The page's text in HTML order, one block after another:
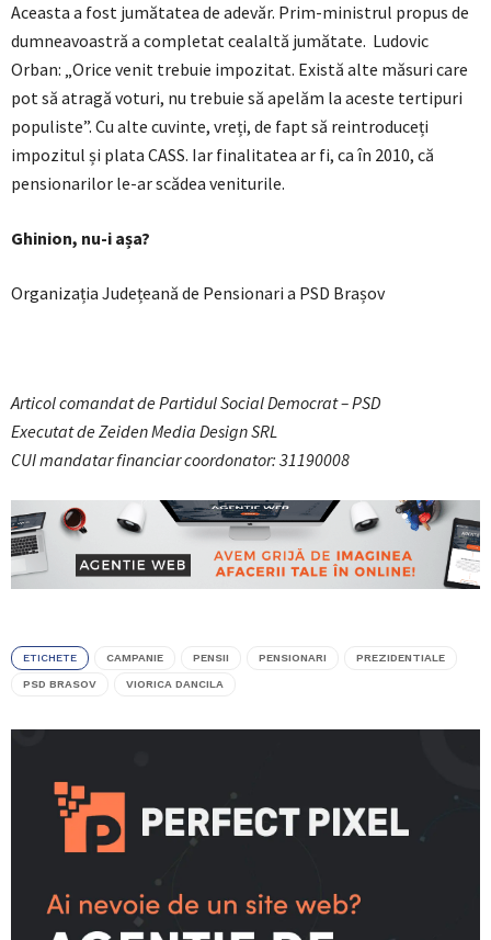
Aceasta a fost jumătatea de adevăr. Prim-ministrul propus de
dumneavoastră a completat cealaltă jumătate. Ludovic
Orban: „Orice venit trebuie impozitat. Există alte măsuri care
pot să atragă voturi, nu trebuie să apelăm la aceste tertipuri
populiste”. Cu alte cuvinte, vreți, de fapt să reintroduceți
impozitul și plata CASS. Iar finalitatea ar fi, ca în 2010, că
pensionarilor le-ar scădea veniturile.
Ghinion, nu-i așa?
Organizația Județeană de Pensionari a PSD Brașov
Articol comandat de Partidul Social Democrat – PSD
Executat de Zeiden Media Design SRL
CUI mandatar financiar coordonator: 31190008
ETICHETE CAMPANIE PENSII PENSIONARI PREZIDENTIALE
PSD BRASOV VIORICA DANCILA